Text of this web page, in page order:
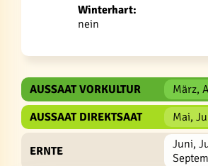
Winterhart:
nein
AUSSAAT VORKULTUR
März,
AUSSAAT DIREKTSAAT
Mai,
ERNTE
Juni,